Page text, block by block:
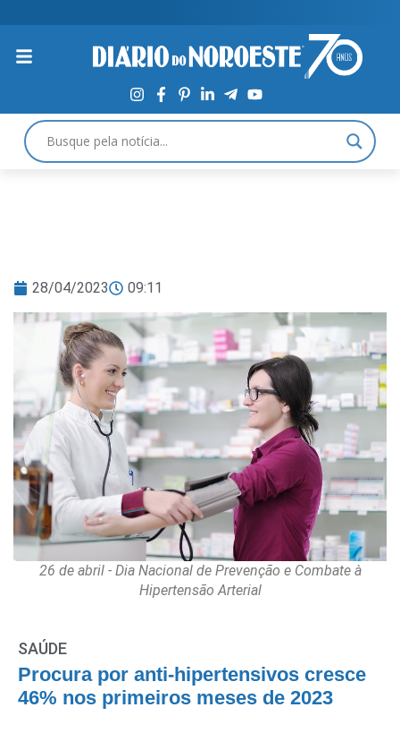
28/04/2023 09:11
26 de abril - Dia Nacional de Prevenção e Combate à
Hipertensão Arterial
SAÚDE
Procura por anti-hipertensivos cresce
46% nos primeiros meses de 2023